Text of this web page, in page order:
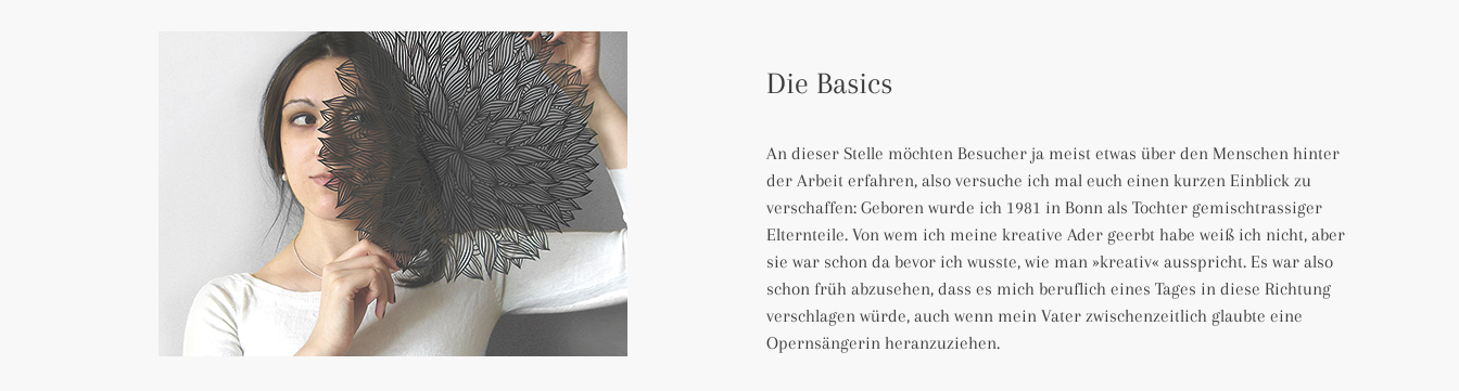
Die Basics
An dieser Stelle möchten Besucher ja meist etwas über den Menschen hinter
der Arbeit erfahren, also versuche ich mal euch einen kurzen Einblick zu
verschaffen: Geboren wurde ich 1981 in Bonn als Tochter gemischtrassiger
Elternteile. Von wem ich meine kreative Ader geerbt habe weiß ich nicht, aber
sie war schon da bevor ich wusste, wie man »kreativ« ausspricht. Es war also
schon früh abzusehen, dass es mich beruflich eines Tages in diese Richtung
verschlagen würde, auch wenn mein Vater zwischenzeitlich glaubte eine
Opernsängerin heranzuziehen.